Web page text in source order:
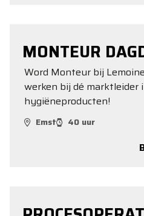
MONTEUR
Word Monteur bij
werken bij dé marktleider
hygiëneproducten!
Emst 40 uur